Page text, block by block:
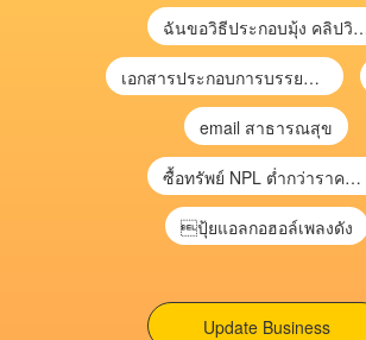
ฉันขอวิธีประกอบมุ้ง คลิปวิ
เอกสารประกอบการบรรยาย การประเมินความเสี่ยงเพื่อวางแผนการตรวจสอบ \
email สาธารณสุข
ซื้อทรัพย์ NPL ต่ำกว่าราคาตลาด 30-70% แบบไม่ต้องไปประมูล”
ปุ้ยแอลกอฮอล์เพลงดัง
Update Business